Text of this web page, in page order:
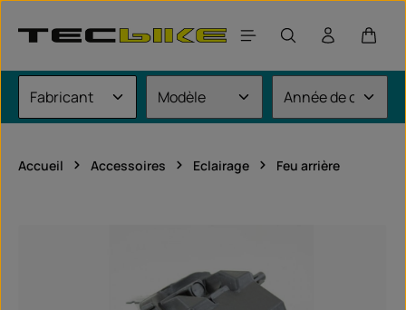
Le
Accueil Accessoires Eclairage Feu arrière